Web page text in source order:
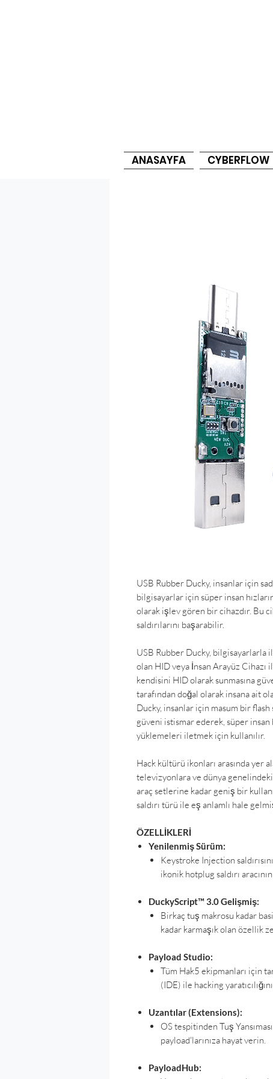
ANASAYFA CYBERFLOW
USB Rubber Ducky, insanlar için
bilgisayarlar için süper insan
olarak işlev gören bir cihazdır. Bu
saldırılarını başarabilir.
USB Rubber Ducky, bilgisayarlarla
olan HID veya İnsan Arayüz
kendisini HID olarak sunmasına
tarafından doğal olarak insana ait
Ducky, insanlar için masum bir
güveni istismar ederek, süper
yüklemeleri iletmek için kullanılır.
Hack kültürü ikonları arasında yer
televizyonlara ve dünya
araç setlerine kadar geniş bir
saldırı türü ile eş anlamlı hale
ÖZELLİKLERİ
Yenilenmiş Sürüm:
Keystroke Injection
ikonik hotplug saldırı
DuckyScript™ 3.0 Gelişmiş:
Birkaç tuş makrosu kadar
kadar karmaşık olan özellik
Payload Studio:
Tüm Hak5 ekipmanları için
(IDE) ile hacking
Uzantılar (Extensions):
OS tespitinden Tuş
payload'larınıza hayat verin.
PayloadHub: